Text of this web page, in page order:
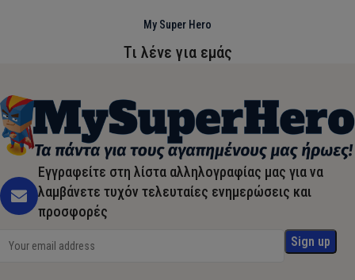
My Super Hero
Τι λένε για εμάς
Εγγραφείτε στη λίστα αλληλογραφίας μας για να
λαμβάνετε τυχόν τελευταίες ενημερώσεις και
προσφορές